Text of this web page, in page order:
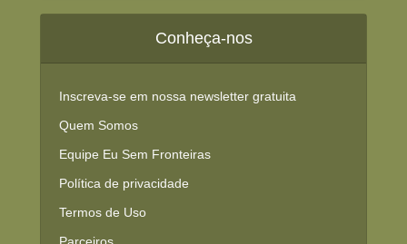
Conheça-nos
Inscreva-se em nossa newsletter gratuita
Quem Somos
Equipe Eu Sem Fronteiras
Política de privacidade
Termos de Uso
Parceiros